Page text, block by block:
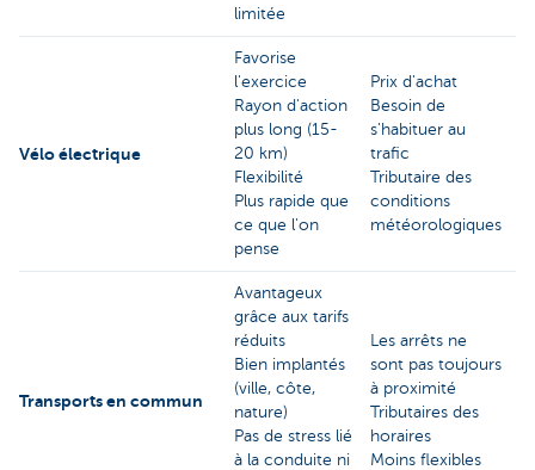
limitée
Vélo électrique
Favorise
l'exercice
Rayon d'action
plus long (15-
20 km)
Flexibilité
Plus rapide que
ce que l'on
pense
Prix d'achat
Besoin de
s'habituer au
trafic
Tributaire des
conditions
météorologiques
Transports en commun
Avantageux
grâce aux tarifs
réduits
Bien implantés
(ville, côte,
nature)
Pas de stress lié
à la conduite ni
Les arrêts ne
sont pas toujours
à proximité
Tributaires des
horaires
Moins flexibles